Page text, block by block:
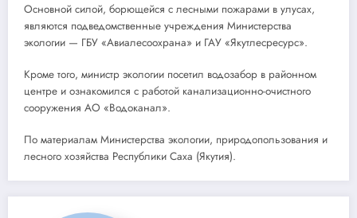
Основной силой, борющейся с лесными пожарами в улусах,
являются подведомственные учреждения Министерства
экологии — ГБУ «Авиалесоохрана» и ГАУ «Якутлесресурс».
Кроме того, министр экологии посетил водозабор в районном
центре и ознакомился с работой канализационно-очистного
сооружения АО «Водоканал».
По материалам Министерства экологии, природопользования и
лесного хозяйства Республики Саха (Якутия).